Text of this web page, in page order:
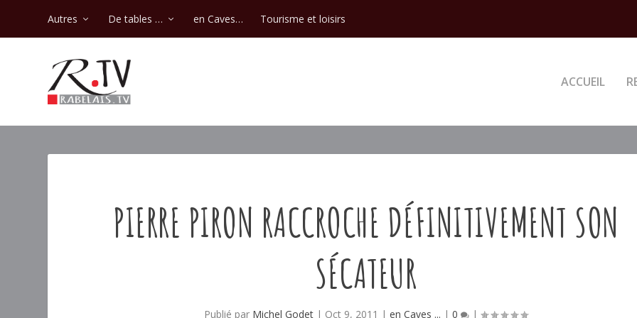
Autres De tables … en Caves… Tourisme et loisirs
ACCUEIL
PIERRE PIRON RACCROCHE DÉFINITIVEMENT SON
SÉCATEUR
Publié par Michel Godet | Oct 9, 2011 |en Caves ... |0 |